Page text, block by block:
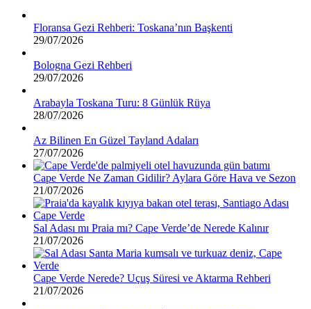
Floransa Gezi Rehberi: Toskana’nın Başkenti
29/07/2026
Bologna Gezi Rehberi
29/07/2026
Arabayla Toskana Turu: 8 Günlük Rüya
28/07/2026
Az Bilinen En Güzel Tayland Adaları
27/07/2026
Cape Verde Ne Zaman Gidilir? Aylara Göre Hava ve Sezon
21/07/2026
Sal Adası mı Praia mı? Cape Verde’de Nerede Kalınır
21/07/2026
Cape Verde Nerede? Uçuş Süresi ve Aktarma Rehberi
21/07/2026